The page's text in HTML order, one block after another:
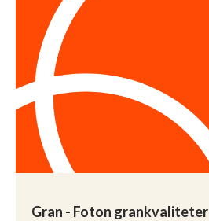
Gran - Foton grankvaliteter